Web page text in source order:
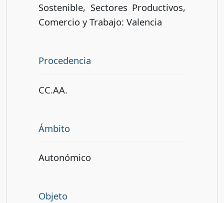
Sostenible, Sectores Productivos,
Comercio y Trabajo: Valencia
Procedencia
CC.AA.
Ámbito
Autonómico
Objeto